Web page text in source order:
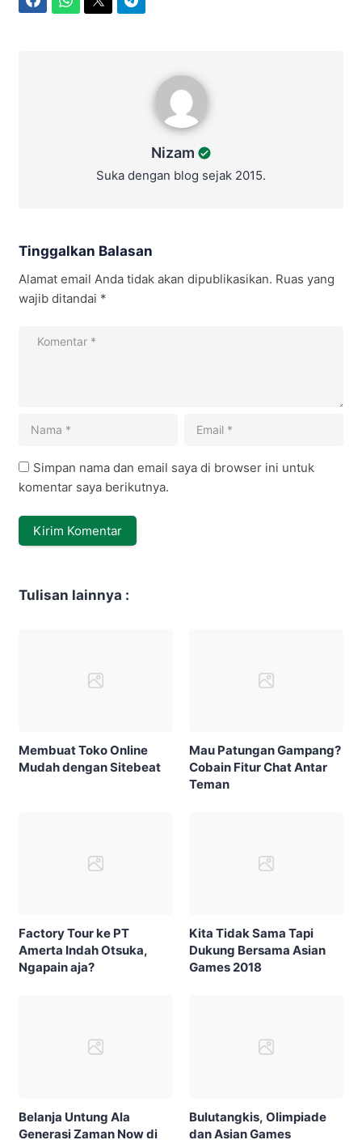
Nizam
Suka dengan blog sejak 2015.
Tinggalkan Balasan
Alamat email Anda tidak akan dipublikasikan. Ruas yang
wajib ditandai *
Simpan nama dan email saya di browser ini untuk
komentar saya berikutnya.
Tulisan lainnya :
Membuat Toko Online
Mudah dengan Sitebeat
Mau Patungan Gampang?
Cobain Fitur Chat Antar
Teman
Factory Tour ke PT
Amerta Indah Otsuka,
Ngapain aja?
Kita Tidak Sama Tapi
Dukung Bersama Asian
Games 2018
Belanja Untung Ala
Generasi Zaman Now di
Bulutangkis, Olimpiade
dan Asian Games